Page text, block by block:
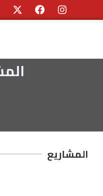
المشاريع